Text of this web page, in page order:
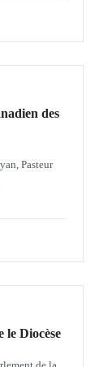
des
Pasteur
le Diocèse